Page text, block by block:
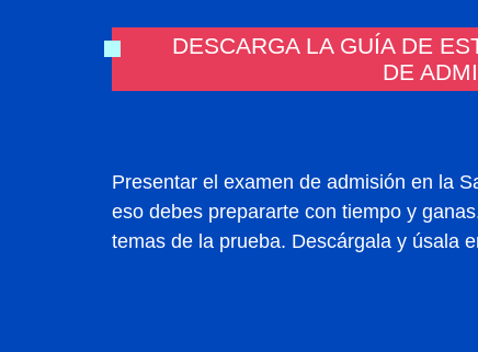
DESCARGA LA GUÍA DE
DE
Presentar el examen de admisión en la
eso debes prepararte con tiempo y
temas de la prueba. Descárgala y úsala